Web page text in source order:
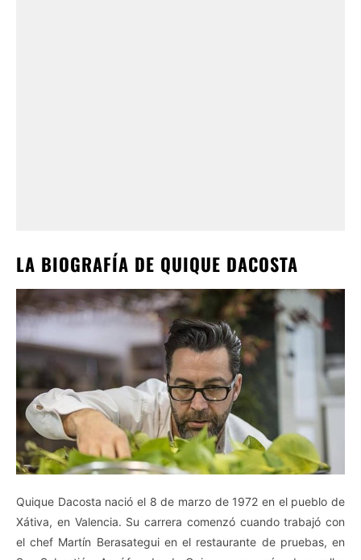
LA BIOGRAFÍA DE QUIQUE DACOSTA
Quique Dacosta nació el 8 de marzo de 1972 en el pueblo de
Xátiva, en Valencia. Su carrera comenzó cuando trabajó con
el chef Martín Berasategui en el restaurante de pruebas, en